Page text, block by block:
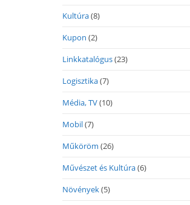
Kultúra(8)
Kupon (2)
Linkkatalógus(23)
Logisztika(7)
Média, TV(10)
Mobil(7)
Műköröm (26)
Művészet és Kultúra(6)
Növények(5)